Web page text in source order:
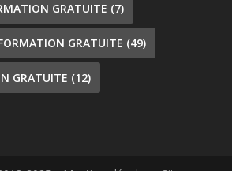
GRATUITE (7)
GRATUITE (49)
GRATUITE (12)